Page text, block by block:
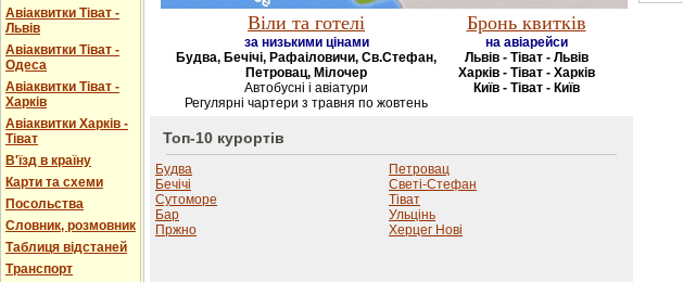
Авіаквитки Тіват -
Львів
Авіаквитки Тіват -
Одеса
Авіаквитки Тіват -
Харків
Авіаквитки Харків -
Тіват
В'їзд в країну
Карти та схеми
Посольства
Словник, розмовник
Таблиця відстаней
Транспорт
Віли та готелі
за низькими цінами
Будва, Бечічі, Рафаіловичи, Св.Стефан,
Петровац, Мілочер
Автобусні і авіатури
Регулярні чартери з травня по жовтень
Бронь квитків
на авіарейси
Львів - Тіват - Львів
Харків - Тіват - Харків
Київ - Тіват - Київ
Топ-10 курортів
Будва
Бечічі
Сутоморе
Бар
Пржно
Петровац
Светі-Стефан
Тіват
Ульцінь
Херцег Нові